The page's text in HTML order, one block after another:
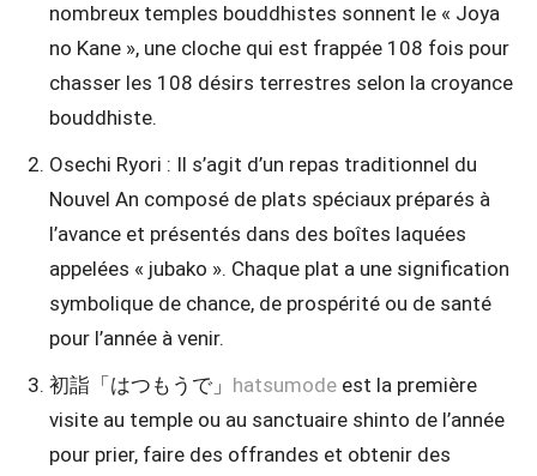
nombreux temples bouddhistes sonnent le « Joya
no Kane », une cloche qui est frappée 108 fois pour
chasser les 108 désirs terrestres selon la croyance
bouddhiste.
Osechi Ryori : Il s’agit d’un repas traditionnel du
Nouvel An composé de plats spéciaux préparés à
l’avance et présentés dans des boîtes laquées
appelées « jubako ». Chaque plat a une signification
symbolique de chance, de prospérité ou de santé
pour l’année à venir.
初詣「はつもうで」 hatsumode est la première
visite au temple ou au sanctuaire shinto de l’année
pour prier, faire des offrandes et obtenir des